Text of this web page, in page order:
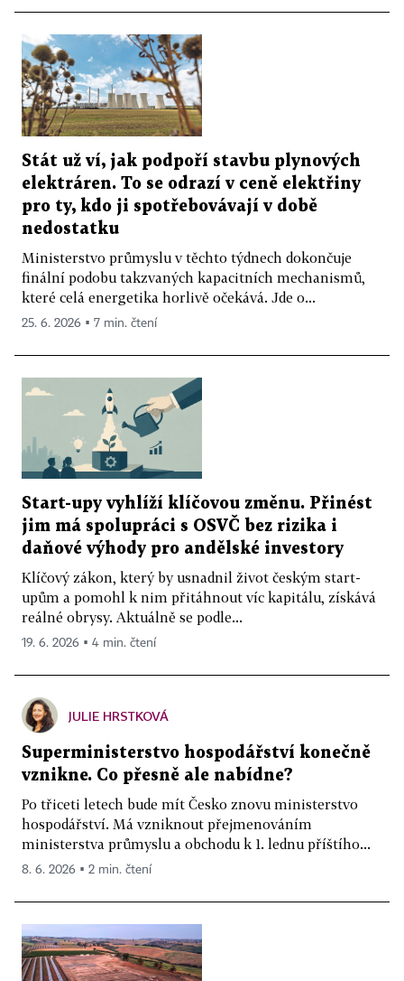
Stát už ví, jak podpoří stavbu plynových
elektráren. To se odrazí v ceně elektřiny
pro ty, kdo ji spotřebovávají v době
nedostatku
Ministerstvo průmyslu v těchto týdnech dokončuje
finální podobu takzvaných kapacitních mechanismů,
které celá energetika horlivě očekává. Jde o...
25. 6. 2026 ▪ 7 min. čtení
Start-upy vyhlíží klíčovou změnu. Přinést
jim má spolupráci s OSVČ bez rizika i
daňové výhody pro andělské investory
Klíčový zákon, který by usnadnil život českým start-
upům a pomohl k nim přitáhnout víc kapitálu, získává
reálné obrysy. Aktuálně se podle...
19. 6. 2026 ▪ 4 min. čtení
JULIE HRSTKOVÁ
Superministerstvo hospodářství konečně
vznikne. Co přesně ale nabídne?
Po třiceti letech bude mít Česko znovu ministerstvo
hospodářství. Má vzniknout přejmenováním
ministerstva průmyslu a obchodu k 1. lednu příštího...
8. 6. 2026 ▪ 2 min. čtení